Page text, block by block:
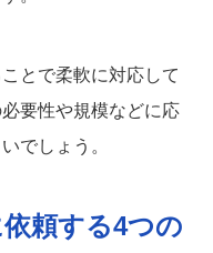
とで柔軟に対応して
要性や規模などに応
でしょう。
頼する4つの